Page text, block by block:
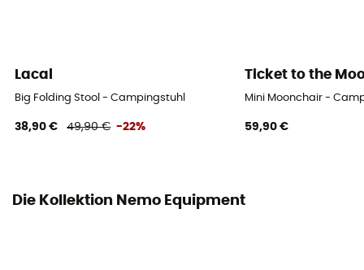
Lacal
Big Folding Stool - Campingstuhl
38,90 € 49,90 € -22%
Ticket to the
Mini Moonchair -
59,90 €
Die Kollektion Nemo Equipment